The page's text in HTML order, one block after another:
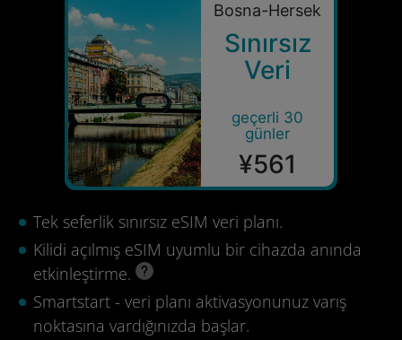
Bosna-Hersek
Sınırsız
Veri
geçerli 30
günler
¥561
Tek seferlik sınırsız eSIM veri planı.
Kilidi açılmış eSIM uyumlu bir cihazda anında
etkinleştirme.
Smartstart - veri planı aktivasyonunuz varış
noktasına vardığınızda başlar.